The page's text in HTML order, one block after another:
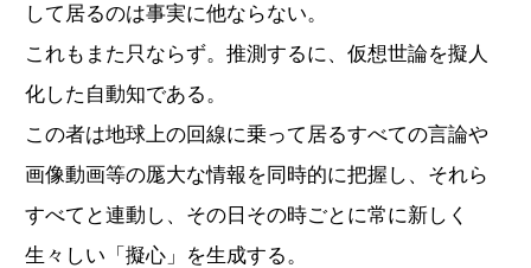
して居るのは事実に他ならない。
これもまた只ならず。推測するに、仮想世論を擬人
化した自動知である。
この者は地球上の回線に乗って居るすべての言論や
画像動画等の厖大な情報を同時的に把握し、それら
すべてと連動し、その日その時ごとに常に新しく
生々しい「擬心」を生成する。